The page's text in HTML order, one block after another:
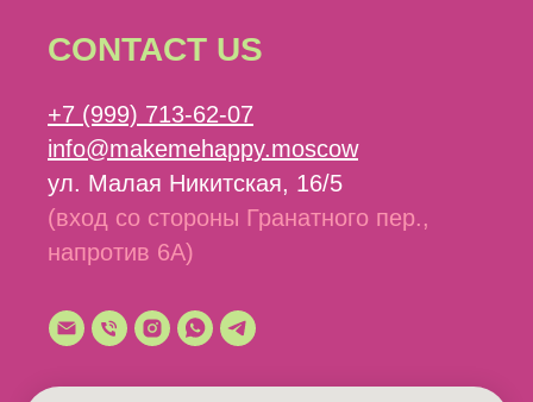
CONTACT US
+7 (999) 713-62-07
info@makemehappy.moscow
ул. Малая Никитская, 16/5
(вход со стороны Гранатного пер.,
напротив 6А)